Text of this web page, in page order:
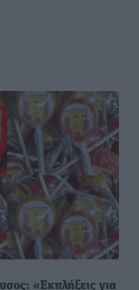
«Εκπλήξεις για